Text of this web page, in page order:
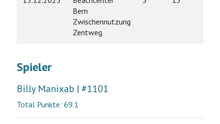
Bern
Zwischennutzung
Zentweg
Spieler
Billy Manixab | #1101
Total Punkte: 69.1